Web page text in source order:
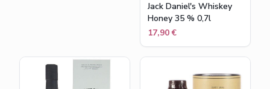
Jack Daniel's Whiskey
Honey 35 % 0,7l
17,90 €